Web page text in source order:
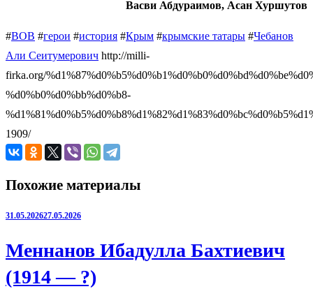
Васви Абдураимов, Асан Хуршутов
#ВОВ #герои #история #Крым #крымские татары #Чебанов
Али Сеитумерович http://milli-
firka.org/
%d0%b0%d0%bb%d0%b8-
1909/
Похожие материалы
31.05.202627.05.2026
Меннанов Ибадулла Бахтиевич
(1914 — ?)